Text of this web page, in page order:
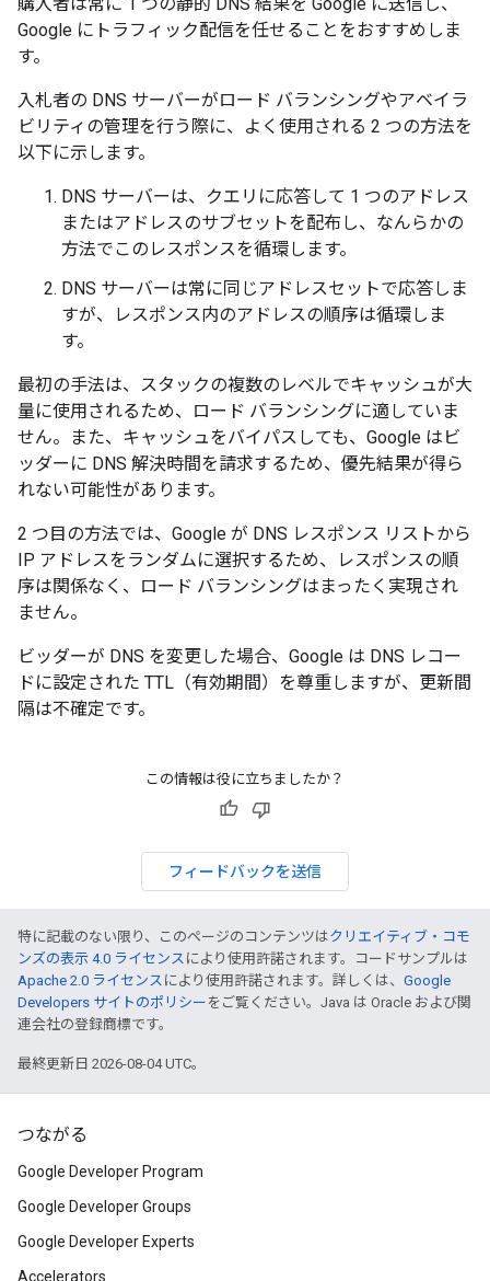
Google にトラフィック配信を任せることをおすすめしま
す。
入札者の DNS サーバーがロード バランシングやアベイラ
ビリティの管理を行う際に、よく使用される 2 つの方法を
以下に示します。
DNS サーバーは、クエリに応答して 1 つのアドレス
またはアドレスのサブセットを配布し、なんらかの
方法でこのレスポンスを循環します。
DNS サーバーは常に同じアドレスセットで応答しま
すが、レスポンス内のアドレスの順序は循環しま
す。
最初の手法は、スタックの複数のレベルでキャッシュが大
量に使用されるため、ロード バランシングに適していま
せん。また、キャッシュをバイパスしても、Google はビ
ッダーに DNS 解決時間を請求するため、優先結果が得ら
れない可能性があります。
2 つ目の方法では、Google が DNS レスポンス リストから
IP アドレスをランダムに選択するため、レスポンスの順
序は関係なく、ロード バランシングはまったく実現され
ません。
ビッダーが DNS を変更した場合、Google は DNS レコー
ドに設定された TTL（有効期間）を尊重しますが、更新間
隔は不確定です。
この情報は役に立ちましたか？
フィードバックを送信
特に記載のない限り、このページのコンテンツはクリエイティブ・コモ
ンズの表示 4.0 ライセンス により使用許諾されます。コードサンプルは
Apache 2.0 ライセンス により使用許諾されます。詳しくは、 Google
Developers サイトのポリシー をご覧ください。Java は Oracle および関
連会社の登録商標です。
最終更新日 2026-08-04 UTC。
つながる
Google Developer Program
Google Developer Groups
Google Developer Experts
Accelerators